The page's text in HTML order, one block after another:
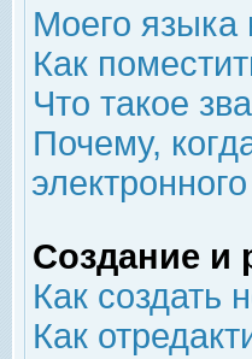
Моего языка
Как
Что такое
Почему,
Создание и
Как создать
Как